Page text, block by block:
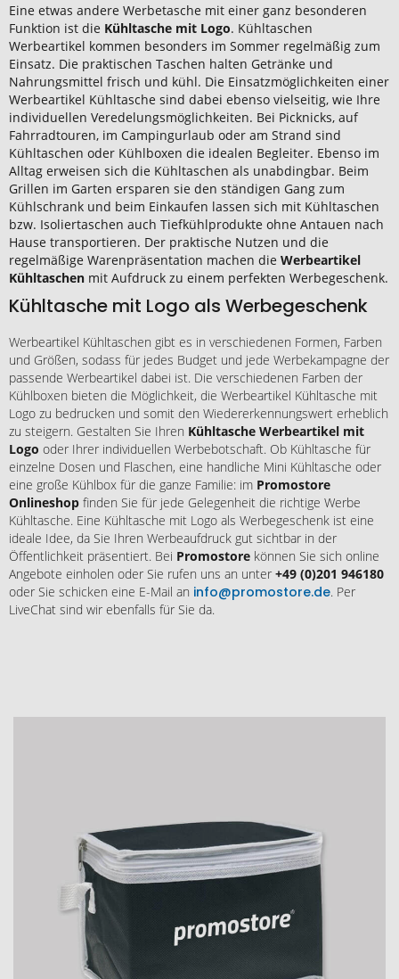
Eine etwas andere Werbetasche mit einer ganz besonderen
Funktion ist die Kühltasche mit Logo. Kühltaschen
Werbeartikel kommen besonders im Sommer regelmäßig zum
Einsatz. Die praktischen Taschen halten Getränke und
Nahrungsmittel frisch und kühl. Die Einsatzmöglichkeiten einer
Werbeartikel Kühltasche sind dabei ebenso vielseitig, wie Ihre
individuellen Veredelungsmöglichkeiten. Bei Picknicks, auf
Fahrradtouren, im Campingurlaub oder am Strand sind
Kühltaschen oder Kühlboxen die idealen Begleiter. Ebenso im
Alltag erweisen sich die Kühltaschen als unabdingbar. Beim
Grillen im Garten ersparen sie den ständigen Gang zum
Kühlschrank und beim Einkaufen lassen sich mit Kühltaschen
bzw. Isoliertaschen auch Tiefkühlprodukte ohne Antauen nach
Hause transportieren. Der praktische Nutzen und die
regelmäßige Warenpräsentation machen die Werbeartikel
Kühltaschen mit Aufdruck zu einem perfekten Werbegeschenk.
Kühltasche mit Logo als Werbegeschenk
Werbeartikel Kühltaschen gibt es in verschiedenen Formen, Farben
und Größen, sodass für jedes Budget und jede Werbekampagne der
passende Werbeartikel dabei ist. Die verschiedenen Farben der
Kühlboxen bieten die Möglichkeit, die Werbeartikel Kühltasche mit
Logo zu bedrucken und somit den Wiedererkennungswert erheblich
zu steigern. Gestalten Sie Ihren Kühltasche Werbeartikel mit
Logo oder Ihrer individuellen Werbebotschaft. Ob Kühltasche für
einzelne Dosen und Flaschen, eine handliche Mini Kühltasche oder
eine große Kühlbox für die ganze Familie: im Promostore
Onlineshop finden Sie für jede Gelegenheit die richtige Werbe
Kühltasche. Eine Kühltasche mit Logo als Werbegeschenk ist eine
ideale Idee, da Sie Ihren Werbeaufdruck gut sichtbar in der
Öffentlichkeit präsentiert. Bei Promostore können Sie sich online
Angebote einholen oder Sie rufen uns an unter +49 (0)201 946180
oder Sie schicken eine E-Mail an info@promostore.de. Per
LiveChat sind wir ebenfalls für Sie da.